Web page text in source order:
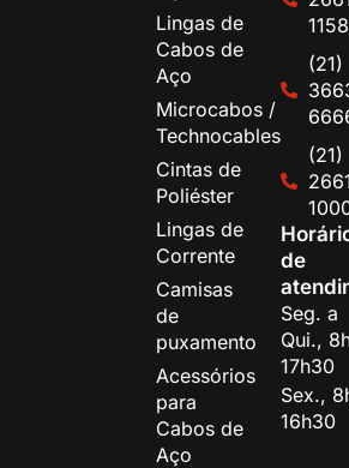
Lingas de
Cabos de
Aço
Microcabos /
Technocables
Cintas de
Poliéster
Lingas de
Corrente
Camisas
de
puxamento
Acessórios
para
Cabos de
Aço
1158
(21)
(21)
de
Seg. a
Qui.,
17h30
Sex.,
16h30